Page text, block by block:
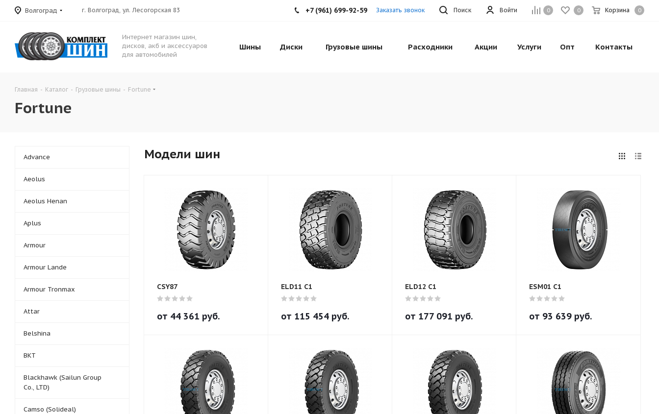
Волгоград 0 0 Корзина 0
Войти
г. Волгоград, ул. Лесогорская 83 Поиск
+7 (961) 699-92-59 Заказать звонок
Интернет магазин шин,
дисков, акб и аксессуаров
для автомобилей
Шины Диски Грузовые шины Расходники Акции Услуги Опт Контакты
Главная - Каталог - Грузовые шины - Fortune
Fortune
Модели шин
CSY87
от 44 361 руб.
ELD11 C1
от 115 454 руб.
ELD12 C1
от 177 091 руб.
ESM01 C1
от 93 639 руб.
Advance
Aeolus
Aeolus Henan
Aplus
Armour
Armour Lande
Armour Tronmax
Attar
Belshina
BKT
Blackhawk (Sailun Group
Co., LTD)
Camso (Solideal)